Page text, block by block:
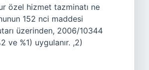
özel hizmet tazminatı ne
152 nci maddesi
üzerinden, 2006/10344
ve %1) uygulanır. ,2)